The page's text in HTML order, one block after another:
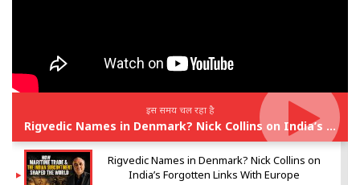
इस समय चल रहा है
Rigvedic Names in Denmark? Nick Collins on India’s Forgotten Links With Europe
Rigvedic Names in Denmark? Nick Collins on
India’s Forgotten Links With Europe